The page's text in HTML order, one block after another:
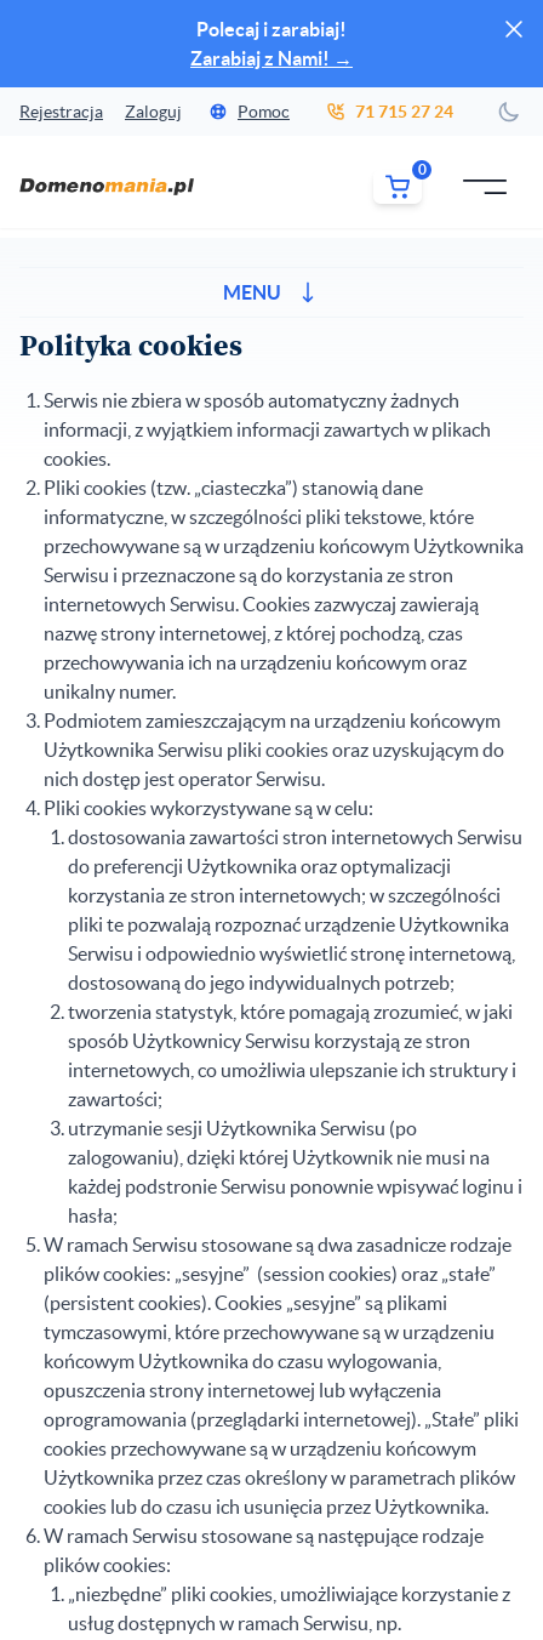
Polecaj i zarabiaj!
Zarabiaj z Nami! →
Rejestracja Zaloguj Pomoc 71 715 27 24
0
MENU
Polityka cookies
Serwis nie zbiera w sposób automatyczny żadnych
informacji, z wyjątkiem informacji zawartych w plikach
cookies.
Pliki cookies (tzw. „ciasteczka”) stanowią dane
informatyczne, w szczególności pliki tekstowe, które
przechowywane są w urządzeniu końcowym Użytkownika
Serwisu i przeznaczone są do korzystania ze stron
internetowych Serwisu. Cookies zazwyczaj zawierają
nazwę strony internetowej, z której pochodzą, czas
przechowywania ich na urządzeniu końcowym oraz
unikalny numer.
Podmiotem zamieszczającym na urządzeniu końcowym
Użytkownika Serwisu pliki cookies oraz uzyskującym do
nich dostęp jest operator Serwisu.
Pliki cookies wykorzystywane są w celu:
dostosowania zawartości stron internetowych Serwisu
do preferencji Użytkownika oraz optymalizacji
korzystania ze stron internetowych; w szczególności
pliki te pozwalają rozpoznać urządzenie Użytkownika
Serwisu i odpowiednio wyświetlić stronę internetową,
dostosowaną do jego indywidualnych potrzeb;
tworzenia statystyk, które pomagają zrozumieć, w jaki
sposób Użytkownicy Serwisu korzystają ze stron
internetowych, co umożliwia ulepszanie ich struktury i
zawartości;
utrzymanie sesji Użytkownika Serwisu (po
zalogowaniu), dzięki której Użytkownik nie musi na
każdej podstronie Serwisu ponownie wpisywać loginu i
hasła;
W ramach Serwisu stosowane są dwa zasadnicze rodzaje
plików cookies: „sesyjne” (session cookies) oraz „stałe”
(persistent cookies). Cookies „sesyjne” są plikami
tymczasowymi, które przechowywane są w urządzeniu
końcowym Użytkownika do czasu wylogowania,
opuszczenia strony internetowej lub wyłączenia
oprogramowania (przeglądarki internetowej). „Stałe” pliki
cookies przechowywane są w urządzeniu końcowym
Użytkownika przez czas określony w parametrach plików
cookies lub do czasu ich usunięcia przez Użytkownika.
W ramach Serwisu stosowane są następujące rodzaje
plików cookies:
„niezbędne” pliki cookies, umożliwiające korzystanie z
usług dostępnych w ramach Serwisu, np.
MENU